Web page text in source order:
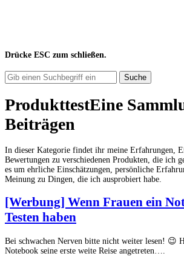
Drücke ESC zum schließen.
Suche
ProdukttestEine
Beiträgen
In dieser Kategorie findet ihr meine Erfahrungen,
Bewertungen zu verschiedenen Produkten, die ich
es um ehrliche Einschätzungen, persönliche
Meinung zu Dingen, die ich ausprobiert habe.
[Werbung] Wenn Frauen ein
Testen haben
Bei schwachen Nerven bitte nicht weiter lesen! 😉
Notebook seine erste weite Reise angetreten….